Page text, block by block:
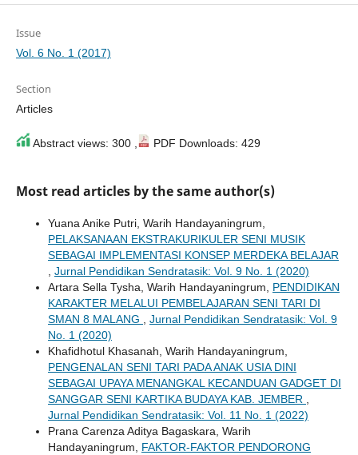
Issue
Vol. 6 No. 1 (2017)
Section
Articles
Abstract views: 300 , PDF Downloads: 429
Most read articles by the same author(s)
Yuana Anike Putri, Warih Handayaningrum,
PELAKSANAAN EKSTRAKURIKULER SENI MUSIK
SEBAGAI IMPLEMENTASI KONSEP MERDEKA BELAJAR
Jurnal Pendidikan Sendratasik: Vol. 9 No. 1 (2020)
Artara Sella Tysha, Warih Handayaningrum, PENDIDIKAN
KARAKTER MELALUI PEMBELAJARAN SENI TARI DI
SMAN 8 MALANG
Jurnal Pendidikan Sendratasik: Vol. 9
No. 1 (2020)
Khafidhotul Khasanah, Warih Handayaningrum,
PENGENALAN SENI TARI PADA ANAK USIA DINI
SEBAGAI UPAYA MENANGKAL KECANDUAN GADGET DI
SANGGAR SENI KARTIKA BUDAYA KAB. JEMBER
Jurnal Pendidikan Sendratasik: Vol. 11 No. 1 (2022)
Prana Carenza Aditya Bagaskara, Warih
Handayaningrum, FAKTOR-FAKTOR PENDORONG